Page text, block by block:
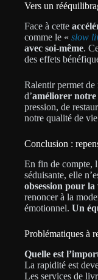
Vers un
Face à cette
comme le « slow
avec soi-même.
des effets
Ralentir permet de
d’améliorer notre
pression, de
notre qualité de
Conclusion :
En fin de compte,
séduisante, elle
obsession pour la
renoncer à la
émotionnel. Un
Problématiques à
Quelle est
La rapidité est
Les services de